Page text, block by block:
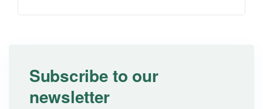
Subscribe to our
newsletter